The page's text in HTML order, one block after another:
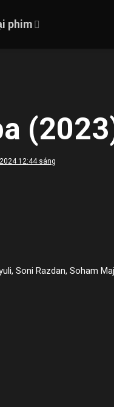
phim
12:44 sáng
Soni Razdan, Soham